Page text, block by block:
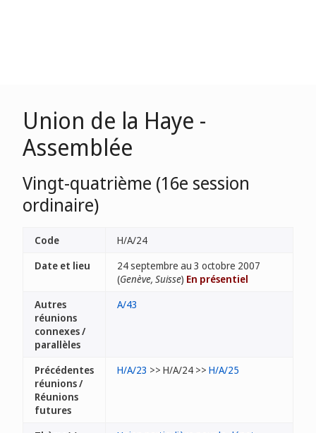
Union de la Haye -
Assemblée
Vingt-quatrième (16e session
ordinaire)
Code
H/A/24
Date et lieu
24 septembre au 3 octobre 2007
(Genève, Suisse) En présentiel
Autres
réunions
connexes /
parallèles
A/43
Précédentes
réunions /
Réunions
futures
H/A/23 >> H/A/24 >> H/A/25